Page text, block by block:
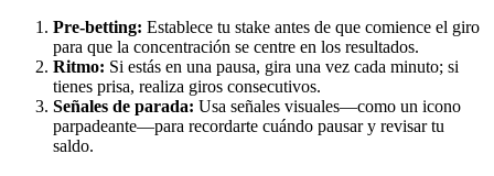
Pre‑betting: Establece tu stake antes de que comience el giro
para que la concentración se centre en los resultados.
Ritmo: Si estás en una pausa, gira una vez cada minuto; si
tienes prisa, realiza giros consecutivos.
Señales de parada: Usa señales visuales—como un icono
parpadeante—para recordarte cuándo pausar y revisar tu
saldo.